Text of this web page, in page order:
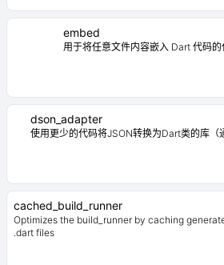
embed
用于将任意文件内容嵌入 Dart 代码的
dson_adapter
使用更少的代码将JSON转换为Dart类的库（
cached_build_runner
Optimizes the build_runner by caching
.dart files